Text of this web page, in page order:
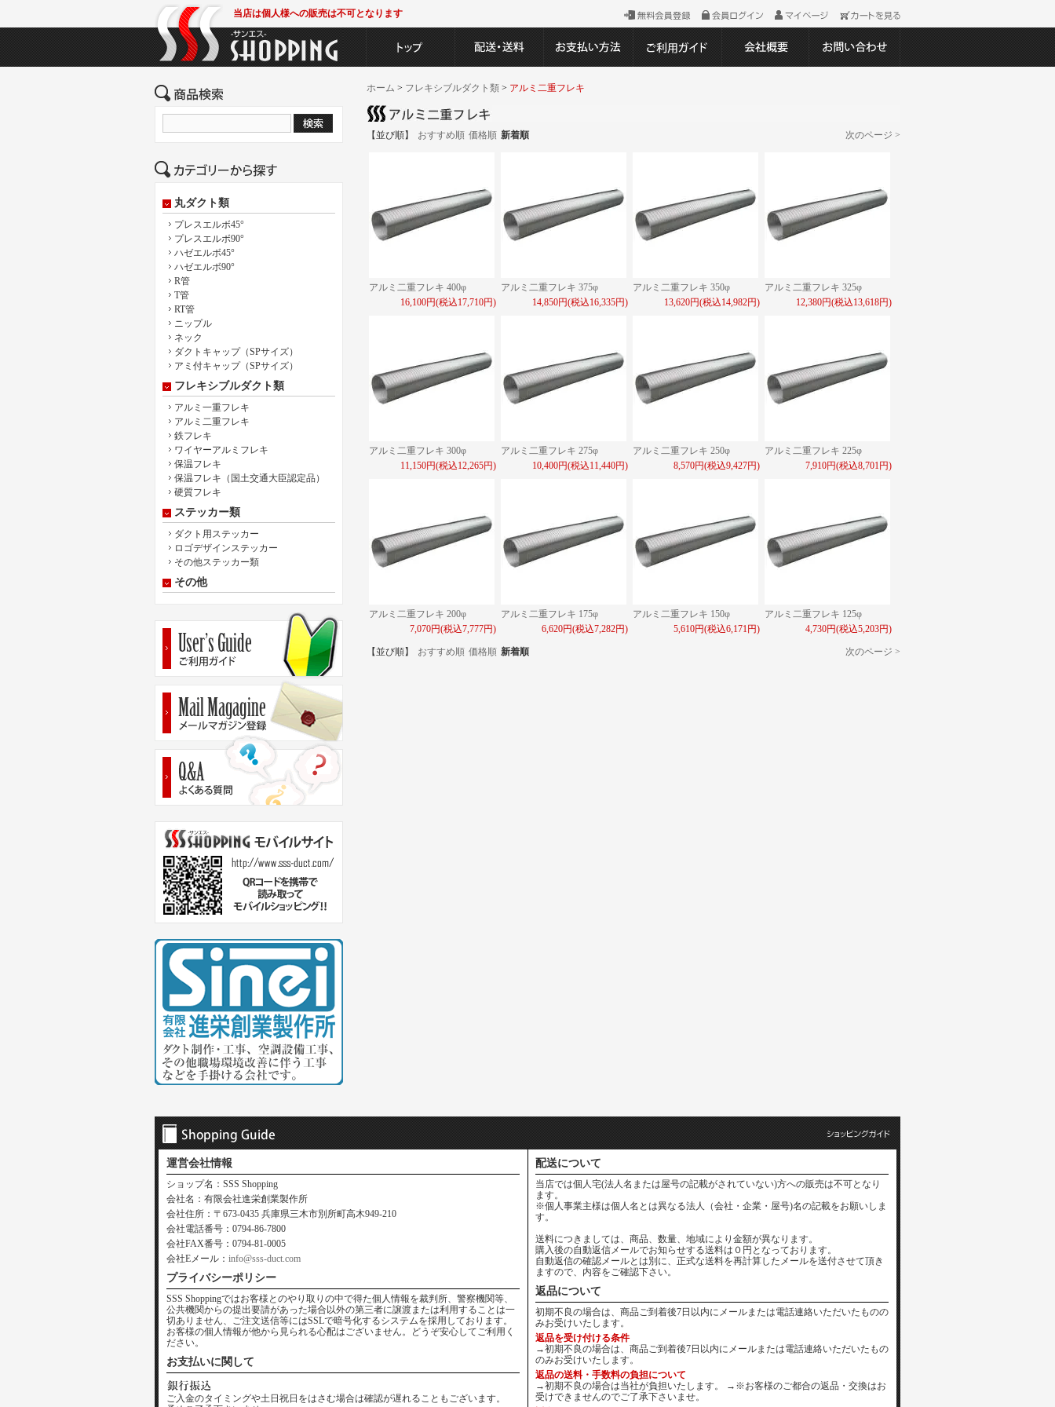
当店は個人様への販売は不可となります
丸ダクト類
プレスエルボ45°
プレスエルボ90°
ハゼエルボ45°
ハゼエルボ90°
R管
T管
RT管
ニップル
ネック
ダクトキャップ（SPサイズ）
アミ付キャップ（SPサイズ）
フレキシブルダクト類
アルミ一重フレキ
アルミ二重フレキ
鉄フレキ
ワイヤーアルミフレキ
保温フレキ
保温フレキ（国土交通大臣認定品）
硬質フレキ
ステッカー類
ダクト用ステッカー
ロゴデザインステッカー
その他ステッカー類
その他
ホーム > フレキシブルダクト類 > アルミ二重フレキ
【並び順】 おすすめ順 価格順 新着順 次のページ >
アルミ二重フレキ 400φ
16,100円(税込17,710円)
アルミ二重フレキ 375φ
14,850円(税込16,335円)
アルミ二重フレキ 350φ
13,620円(税込14,982円)
アルミ二重フレキ 325φ
12,380円(税込13,618円)
アルミ二重フレキ 300φ
11,150円(税込12,265円)
アルミ二重フレキ 275φ
10,400円(税込11,440円)
アルミ二重フレキ 250φ
8,570円(税込9,427円)
アルミ二重フレキ 225φ
7,910円(税込8,701円)
アルミ二重フレキ 200φ
7,070円(税込7,777円)
アルミ二重フレキ 175φ
6,620円(税込7,282円)
アルミ二重フレキ 150φ
5,610円(税込6,171円)
アルミ二重フレキ 125φ
4,730円(税込5,203円)
【並び順】 おすすめ順 価格順 新着順 次のページ >
運営会社情報
ショップ名：SSS Shopping
会社名：有限会社進栄創業製作所
会社住所：〒673-0435 兵庫県三木市別所町高木949-210
会社電話番号：0794-86-7800
会社FAX番号：0794-81-0005
会社Eメール： info@sss-duct.com
プライバシーポリシー
SSS Shoppingではお客様とのやり取りの中で得た個人情報を裁判所、警察機関等、
公共機関からの提出要請があった場合以外の第三者に譲渡または利用することは一
切ありません、ご注文送信等にはSSLで暗号化するシステムを採用しております。
お客様の個人情報が他から見られる心配はございません。どうぞ安心してご利用く
ださい。
お支払いに関して
ご入金のタイミングや土日祝日をはさむ場合は確認が遅れることもございます。
配送について
当店では個人宅(法人名または屋号の記載がされていない)方への販売は不可となり
ます。
※個人事業主様は個人名とは異なる法人（会社・企業・屋号)名の記載をお願いしま
す。
送料につきましては、商品、数量、地域により金額が異なります。
購入後の自動返信メールでお知らせする送料は０円となっております。
自動返信の確認メールとは別に、正式な送料を再計算したメールを送付させて頂き
ますので、内容をご確認下さい。
返品について
初期不良の場合は、商品ご到着後7日以内にメールまたは電話連絡いただいたものの
みお受けいたします。
返品を受け付ける条件
→初期不良の場合は、商品ご到着後7日以内にメールまたは電話連絡いただいたもの
のみお受けいたします。
返品の送料・手数料の負担について
→初期不良の場合は当社が負担いたします。 →※お客様のご都合の返品・交換はお
受けできませんのでご了承下さいませ。